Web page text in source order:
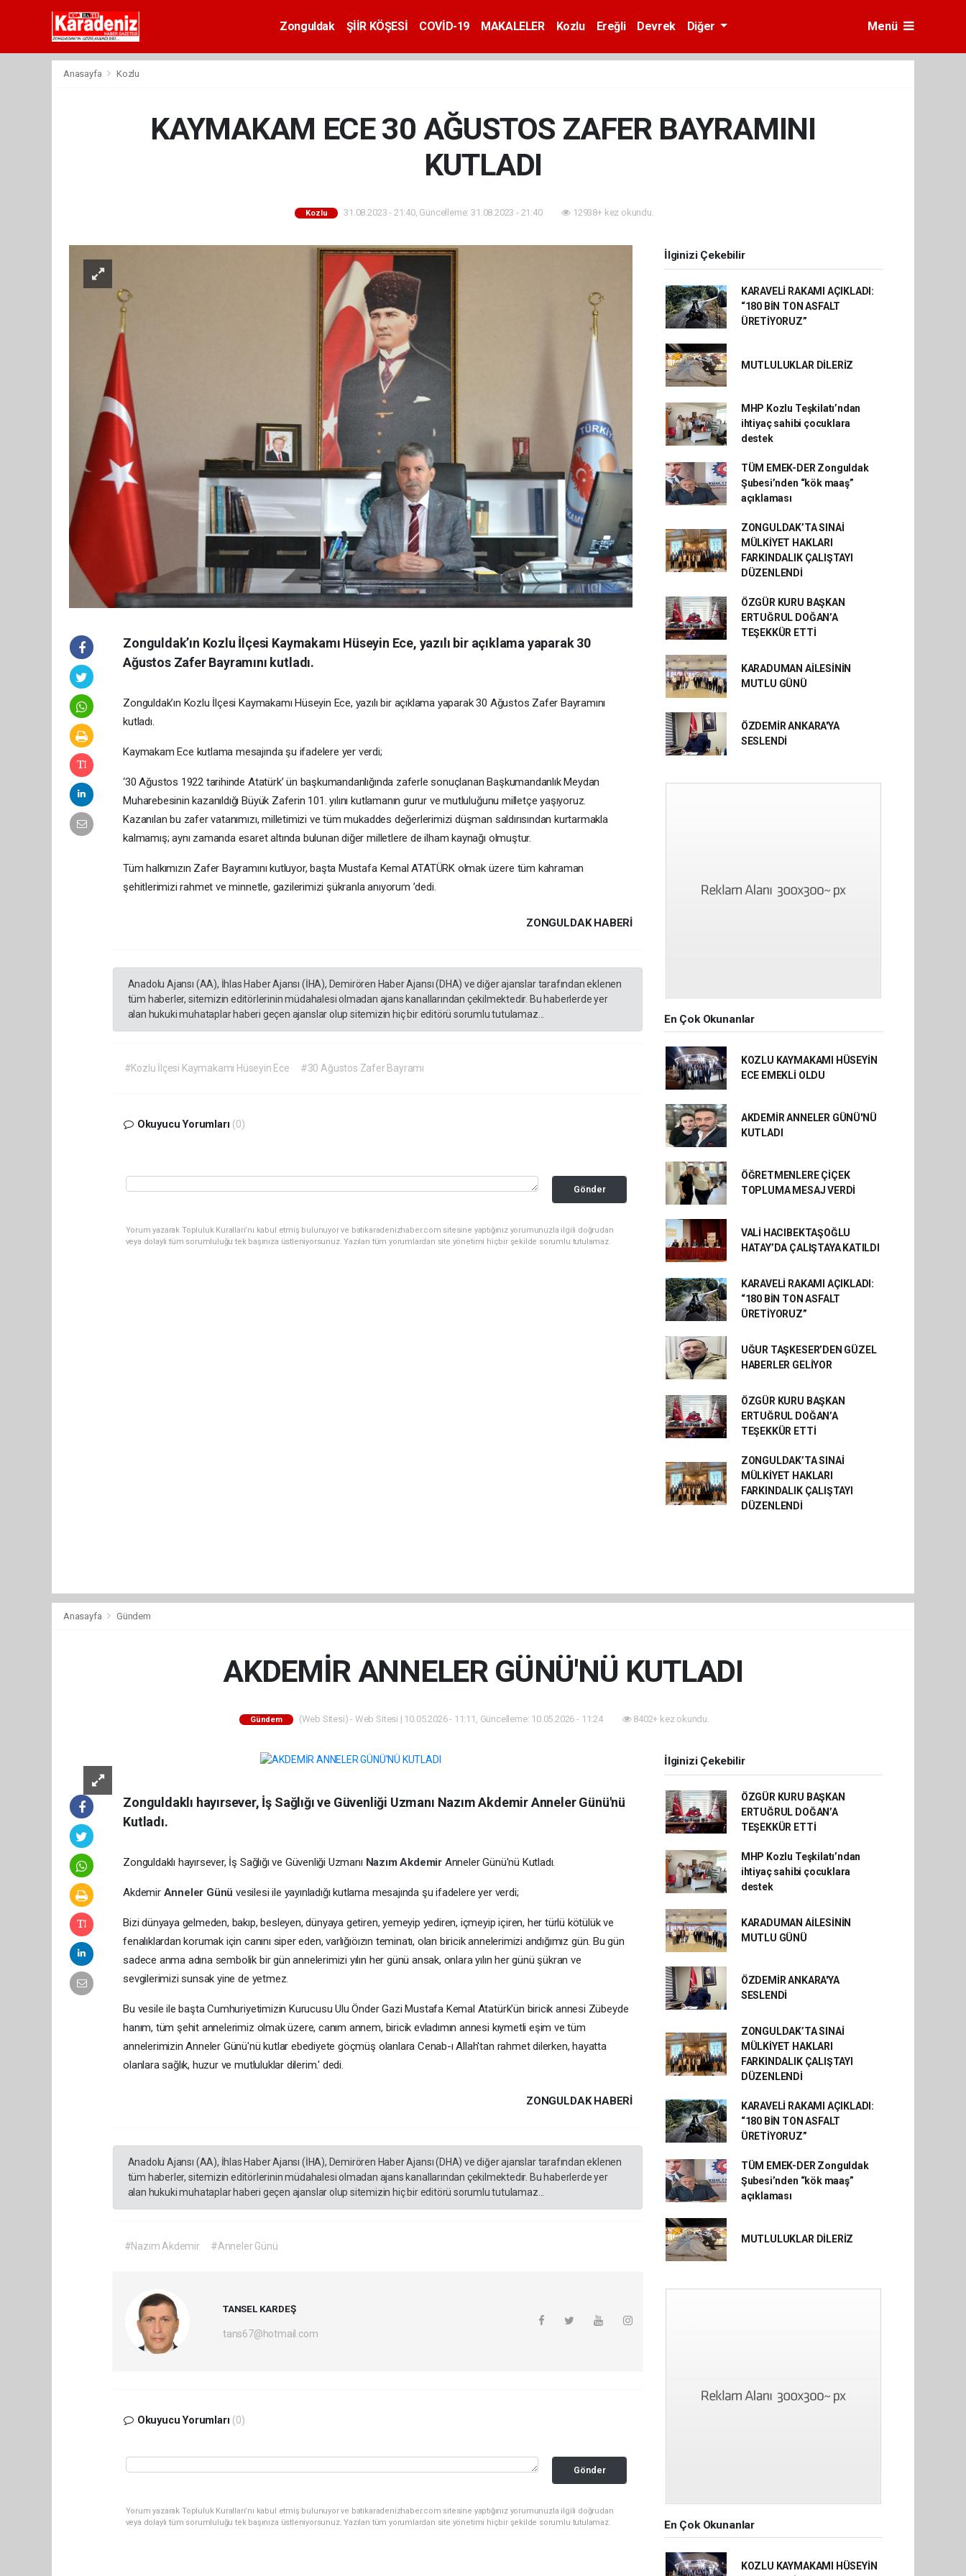
Zonguldak ŞİİR KÖŞESİ COVİD-19 MAKALELER Kozlu Ereğli Devrek Diğer Menü
Anasayfa Kozlu
KAYMAKAM ECE 30 AĞUSTOS ZAFER BAYRAMINI
KUTLADI
Kozlu 31.08.2023 - 21:40, Güncelleme: 31.08.2023 - 21:40 12938+ kez okundu.
Zonguldak’ın Kozlu İlçesi Kaymakamı Hüseyin Ece, yazılı bir açıklama yaparak 30
Ağustos Zafer Bayramını kutladı.
Zonguldak’ın Kozlu İlçesi Kaymakamı Hüseyin Ece, yazılı bir açıklama yaparak 30 Ağustos Zafer Bayramını
kutladı.
Kaymakam Ece kutlama mesajında şu ifadelere yer verdi;
‘30 Ağustos 1922 tarihinde Atatürk’ ün başkumandanlığında zaferle sonuçlanan Başkumandanlık Meydan
Muharebesinin kazanıldığı Büyük Zaferin 101. yılını kutlamanın gurur ve mutluluğunu milletçe yaşıyoruz.
Kazanılan bu zafer vatanımızı, milletimizi ve tüm mukaddes değerlerimizi düşman saldırısından kurtarmakla
kalmamış; aynı zamanda esaret altında bulunan diğer milletlere de ilham kaynağı olmuştur.
Tüm halkımızın Zafer Bayramını kutluyor, başta Mustafa Kemal ATATÜRK olmak üzere tüm kahraman
şehitlerimizi rahmet ve minnetle, gazilerimizi şükranla anıyorum ’dedi.
ZONGULDAK HABERİ
Anadolu Ajansı (AA), İhlas Haber Ajansı (İHA), Demirören Haber Ajansı (DHA) ve diğer ajanslar tarafından eklenen
tüm haberler, sitemizin editörlerinin müdahalesi olmadan ajans kanallarından çekilmektedir. Bu haberlerde yer
alan hukuki muhataplar haberi geçen ajanslar olup sitemizin hiç bir editörü sorumlu tutulamaz...
#Kozlu İlçesi Kaymakamı Hüseyin Ece #30 Ağustos Zafer Bayramı
Okuyucu Yorumları (0)
Gönder
Yorum yazarak Topluluk Kuralları’nı kabul etmiş bulunuyor ve batikaradenizhaber.com sitesine yaptığınız yorumunuzla ilgili doğrudan
veya dolaylı tüm sorumluluğu tek başınıza üstleniyorsunuz. Yazılan tüm yorumlardan site yönetimi hiçbir şekilde sorumlu tutulamaz.
İlginizi Çekebilir
KARAVELİ RAKAMI AÇIKLADI:
“180 BİN TON ASFALT
ÜRETİYORUZ”
MUTLULUKLAR DİLERİZ
MHP Kozlu Teşkilatı’ndan
ihtiyaç sahibi çocuklara
destek
TÜM EMEK-DER Zonguldak
Şubesi’nden “kök maaş”
açıklaması
ZONGULDAK’TA SINAİ
MÜLKİYET HAKLARI
FARKINDALIK ÇALIŞTAYI
DÜZENLENDİ
ÖZGÜR KURU BAŞKAN
ERTUĞRUL DOĞAN’A
TEŞEKKÜR ETTİ
KARADUMAN AİLESİNİN
MUTLU GÜNÜ
ÖZDEMİR ANKARA'YA
SESLENDİ
En Çok Okunanlar
KOZLU KAYMAKAMI HÜSEYİN
ECE EMEKLİ OLDU
AKDEMİR ANNELER GÜNÜ'NÜ
KUTLADI
ÖĞRETMENLERE ÇİÇEK
TOPLUMA MESAJ VERDİ
VALİ HACIBEKTAŞOĞLU
HATAY’DA ÇALIŞTAYA KATILDI
KARAVELİ RAKAMI AÇIKLADI:
“180 BİN TON ASFALT
ÜRETİYORUZ”
UĞUR TAŞKESER’DEN GÜZEL
HABERLER GELİYOR
ÖZGÜR KURU BAŞKAN
ERTUĞRUL DOĞAN’A
TEŞEKKÜR ETTİ
ZONGULDAK’TA SINAİ
MÜLKİYET HAKLARI
FARKINDALIK ÇALIŞTAYI
DÜZENLENDİ
Anasayfa Gündem
AKDEMİR ANNELER GÜNÜ'NÜ KUTLADI
Gündem (Web Sitesi) - Web Sitesi | 10.05.2026 - 11:11, Güncelleme: 10.05.2026 - 11:24 8402+ kez okundu.
Zonguldaklı hayırsever, İş Sağlığı ve Güvenliği Uzmanı Nazım Akdemir Anneler Günü'nü
Kutladı.
Zonguldaklı hayırsever, İş Sağlığı ve Güvenliği Uzmanı Nazım Akdemir Anneler Günü'nü Kutladı.
Akdemir Anneler Günüvesilesi ile yayınladığı kutlama mesajında şu ifadelere yer verdi;
Bizi dünyaya gelmeden, bakıp, besleyen, dünyaya getiren, yemeyip yediren, içmeyip içiren, her türlü kötülük ve
fenalıklardan korumak için canını siper eden, varlığıöızın teminatı, olan biricik annelerimizi andığımız gün. Bu gün
sadece anma adına sembolik bir gün annelerimizi yılın her günü ansak, onlara yılın her günü şükran ve
sevgilerimizi sunsak yine de yetmez.
Bu vesile ile başta Cumhuriyetimizin Kurucusu Ulu Önder Gazi Mustafa Kemal Atatürk'ün biricik annesi Zübeyde
hanım, tüm şehit annelerimiz olmak üzere, canım annem, biricik evladımın annesi kıymetli eşim ve tüm
annelerimizin Anneler Günü'nü kutlar ebediyete göçmüş olanlara Cenab-ı Allah'tan rahmet dilerken, hayatta
olanlara sağlık, huzur ve mutluluklar dilerim.' dedi.
ZONGULDAK HABERİ
Anadolu Ajansı (AA), İhlas Haber Ajansı (İHA), Demirören Haber Ajansı (DHA) ve diğer ajanslar tarafından eklenen
tüm haberler, sitemizin editörlerinin müdahalesi olmadan ajans kanallarından çekilmektedir. Bu haberlerde yer
alan hukuki muhataplar haberi geçen ajanslar olup sitemizin hiç bir editörü sorumlu tutulamaz...
#Nazım Akdemir #Anneler Günü
TANSEL KARDEŞ
tans67@hotmail.com
Okuyucu Yorumları (0)
Gönder
Yorum yazarak Topluluk Kuralları’nı kabul etmiş bulunuyor ve batikaradenizhaber.com sitesine yaptığınız yorumunuzla ilgili doğrudan
veya dolaylı tüm sorumluluğu tek başınıza üstleniyorsunuz. Yazılan tüm yorumlardan site yönetimi hiçbir şekilde sorumlu tutulamaz.
İlginizi Çekebilir
ÖZGÜR KURU BAŞKAN
ERTUĞRUL DOĞAN’A
TEŞEKKÜR ETTİ
MHP Kozlu Teşkilatı’ndan
ihtiyaç sahibi çocuklara
destek
KARADUMAN AİLESİNİN
MUTLU GÜNÜ
ÖZDEMİR ANKARA'YA
SESLENDİ
ZONGULDAK’TA SINAİ
MÜLKİYET HAKLARI
FARKINDALIK ÇALIŞTAYI
DÜZENLENDİ
KARAVELİ RAKAMI AÇIKLADI:
“180 BİN TON ASFALT
ÜRETİYORUZ”
TÜM EMEK-DER Zonguldak
Şubesi’nden “kök maaş”
açıklaması
MUTLULUKLAR DİLERİZ
En Çok Okunanlar
KOZLU KAYMAKAMI HÜSEYİN